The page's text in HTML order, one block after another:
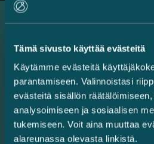
Tämä sivusto käyttää evästeitä
Käytämme evästeitä
parantamiseen. Valinnoistasi
evästeitä sisällön
analysoimiseen ja sosiaalisen
tukemiseen. Voit aina muuttaa
alareunassa olevasta linkistä.
Uusimmat